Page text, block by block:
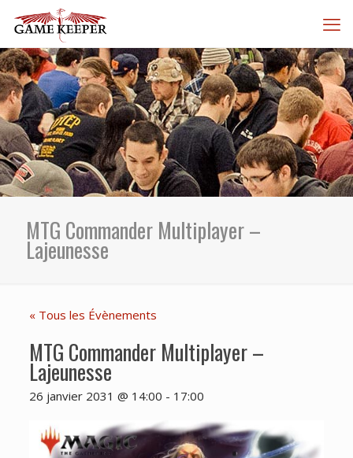
MTG Commander Multiplayer –
Lajeunesse
« Tous les Évènements
MTG Commander Multiplayer –
Lajeunesse
26 janvier 2031 @ 14:00 - 17:00